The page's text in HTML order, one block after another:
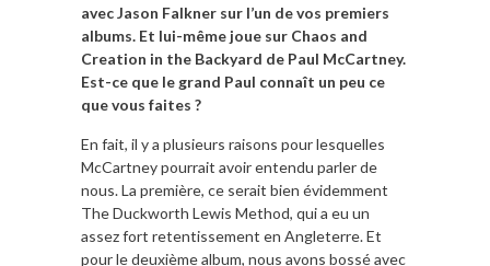
avec Jason Falkner sur l’un de vos premiers
albums. Et lui-même joue sur Chaos and
Creation in the Backyard de Paul McCartney.
Est-ce que le grand Paul connaît un peu ce
que vous faites ?
En fait, il y a plusieurs raisons pour lesquelles
McCartney pourrait avoir entendu parler de
nous. La première, ce serait bien évidemment
The Duckworth Lewis Method, qui a eu un
assez fort retentissement en Angleterre. Et
pour le deuxième album, nous avons bossé avec